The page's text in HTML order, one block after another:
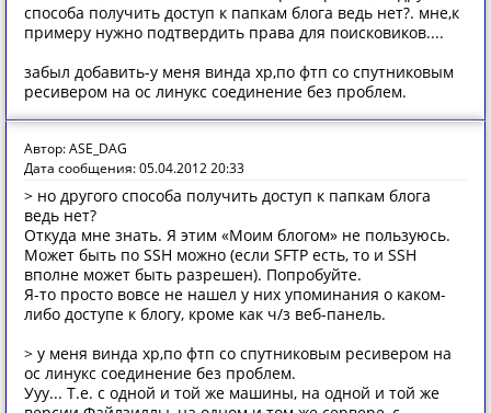
способа получить доступ к папкам блога ведь нет?. мне,к
примеру нужно подтвердить права для поисковиков....
забыл добавить-у меня винда хр,по фтп со спутниковым
ресивером на ос линукс соединение без проблем.
Автор: ASE_DAG
Дата сообщения: 05.04.2012 20:33
> но другого способа получить доступ к папкам блога
ведь нет?
Откуда мне знать. Я этим «Моим блогом» не пользуюсь.
Может быть по SSH можно (если SFTP есть, то и SSH
вполне может быть разрешен). Попробуйте.
Я-то просто вовсе не нашел у них упоминания о каком-
либо доступе к блогу, кроме как ч/з веб-панель.
> у меня винда хр,по фтп со спутниковым ресивером на
ос линукс соединение без проблем.
Ууу... Т.е. с одной и той же машины, на одной и той же